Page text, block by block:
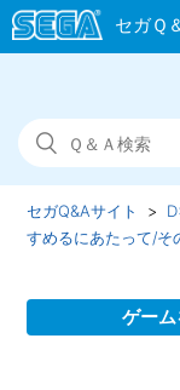
セガQ&Aサイト
すめるにあたって/そ
ゲー